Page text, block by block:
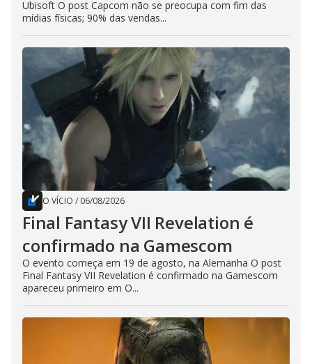
Ubisoft O post Capcom não se preocupa com fim das
mídias físicas; 90% das vendas...
O VÍCIO / 06/08/2026
Final Fantasy VII Revelation é
confirmado na Gamescom
O evento começa em 19 de agosto, na Alemanha O post
Final Fantasy VII Revelation é confirmado na Gamescom
apareceu primeiro em O...